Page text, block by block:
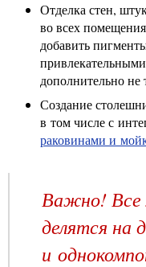
Отделка стен,
во всех
добавить
дополнительно не
Создание
в том числе с
раковинами и
Важно! Все
делятся на
и